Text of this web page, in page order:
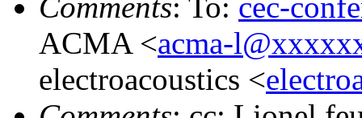
ACMA <acma-
electroacoustics <